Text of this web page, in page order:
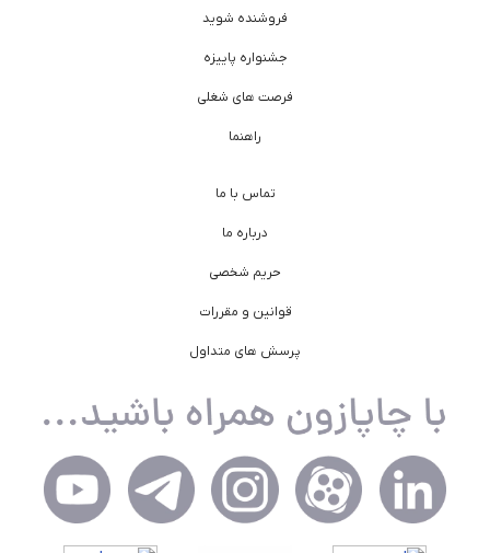
فروشنده شوید
جشنواره پاییزه
فرصت های شغلی
راهنما
تماس با ما
درباره ما
حریم شخصی
قوانین و مقررات
پرسش های متداول